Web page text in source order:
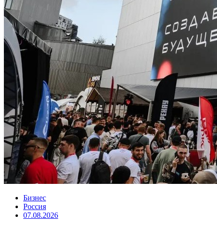
Бизнес
Россия
07.08.2026